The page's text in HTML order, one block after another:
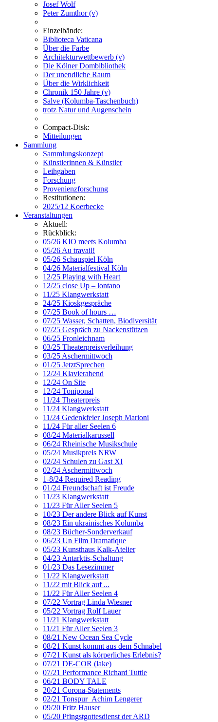
Josef Wolf
Peter Zumthor (v)
Einzelbände:
Biblioteca Vaticana
Über die Farbe
Architekturwettbewerb (v)
Die Kölner Dombibliothek
Der unendliche Raum
Über die Wirklichkeit
Chronik 150 Jahre (v)
Salve (Kolumba-Taschenbuch)
trotz Natur und Augenschein
Compact-Disk:
Mitteilungen
Sammlung
Sammlungskonzept
Künstlerinnen & Künstler
Leihgaben
Forschung
Provenienzforschung
Restitutionen:
2025/12 Koerbecke
Veranstaltungen
Aktuell:
Rückblick:
05/26 KIO meets Kolumba
05/26 Au travail!
05/26 Schauspiel Köln
04/26 Materialfestival Köln
12/25 Playing with Heart
12/25 close Up – lontano
11/25 Klangwerkstatt
24/25 Kioskgespräche
07/25 Book of hours …
07/25 Wasser, Schatten, Biodiversität
07/25 Gespräch zu Nackenstützen
06/25 Fronleichnam
03/25 Theaterpreisverleihung
03/25 Aschermittwoch
01/25 JetztSprechen
12/24 Klavierabend
12/24 On Site
12/24 Toniponal
11/24 Theaterpreis
11/24 Klangwerkstatt
11/24 Gedenkfeier Joseph Marioni
11/24 Für aller Seelen 6
08/24 Materialkarussell
06/24 Rheinische Musikschule
05/24 Musikpreis NRW
02/24 Schulen zu Gast XI
02/24 Aschermittwoch
1-8/24 Required Reading
01/24 Freundschaft ist Freude
11/23 Klangwerkstatt
11/23 Für Aller Seelen 5
10/23 Der andere Blick auf Kunst
08/23 Ein ukrainisches Kolumba
08/23 Bücher-Sonderverkauf
06/23 Un Film Dramatique
05/23 Kunsthaus Kalk-Atelier
04/23 Antarktis-Schaltung
01/23 Das Lesezimmer
11/22 Klangwerkstatt
11/22 mit Blick auf ...
11/22 Für Aller Seelen 4
07/22 Vortrag Linda Wiesner
05/22 Vortrag Rolf Lauer
11/21 Klangwerkstatt
11/21 Für Aller Seelen 3
08/21 New Ocean Sea Cycle
08/21 Kunst kommt aus dem Schnabel
07/21 Kunst als körperliches Erlebnis?
07/21 DE-COR (lake)
07/21 Performance Richard Tuttle
06/21 BODY TALE
20/21 Corona-Statements
02/21 Tonspur_Achim Lengerer
09/20 Fritz Hauser
05/20 Pfingstgottesdienst der ARD